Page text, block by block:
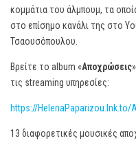
κομμάτια του άλμπουμ, τα
στο επίσημο κανάλι της στο
Τσαουσόπουλου.
Βρείτε το album «Αποχρώσεις
τις streaming υπηρεσίες:
https://HelenaPaparizou.lnk.to/
13 διαφορετικές μουσικές